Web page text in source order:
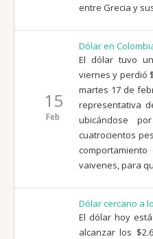
entre Grecia y
15
Feb
Dólar en
El dólar tuvo
viernes y perdió
martes 17 de
representativa
ubicándose
cuatrocientos
vaivenes, para
Dólar cercano a
El dólar hoy
alcanzar los